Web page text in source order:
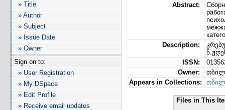
» Title
» Author
» Subject
» Issue Date
» Owner
Sign on to:
» User Registration
» My DSpace
» Edit Profile
» Receive email updates
Abstract:
Description:
ISSN:
Owner:
Appears in Collections:
Files in This